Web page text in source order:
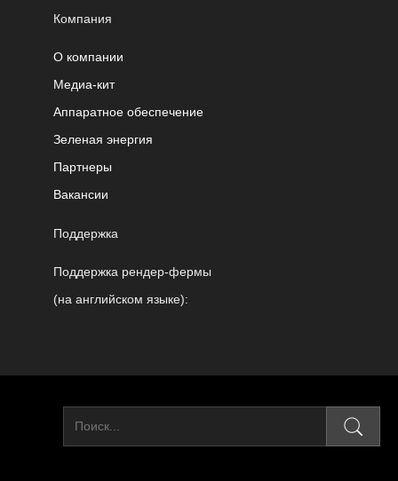
Компания
О компании
Медиа-кит
Аппаратное обеспечение
Зеленая энергия
Партнеры
Вакансии
Поддержка
Поддержка рендер-фермы
(на английском языке):